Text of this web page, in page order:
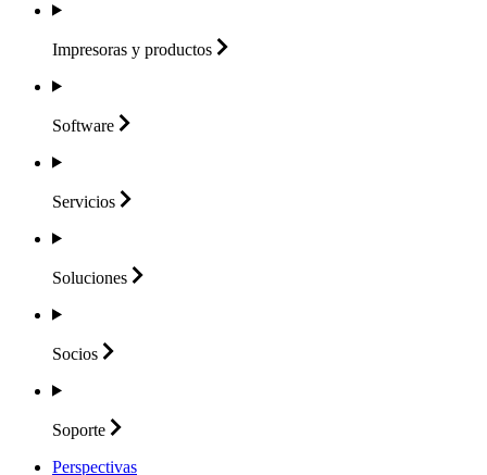
Impresoras y productos
Software
Servicios
Soluciones
Socios
Soporte
Perspectivas